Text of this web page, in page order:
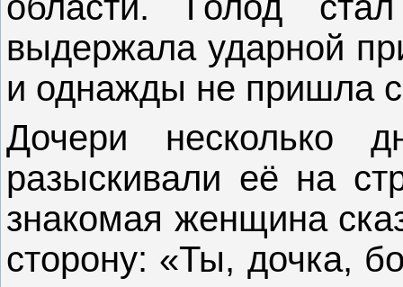
выдержала ударной
и однажды не пришла
Дочери несколько
разыскивали её на
знакомая женщина
сторону: «Ты, дочка,